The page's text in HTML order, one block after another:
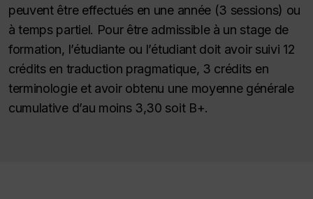
peuvent être effectués en une année (3 sessions) ou
à temps partiel. Pour être admissible à un stage de
formation, l’étudiante ou l’étudiant doit avoir suivi 12
crédits en traduction pragmatique, 3 crédits en
terminologie et avoir obtenu une moyenne générale
cumulative d’au moins 3,30 soit B+.